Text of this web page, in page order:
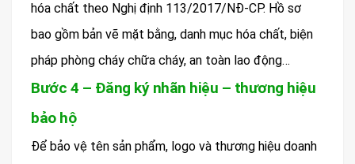
hóa chất theo Nghị định 113/2017/NĐ-CP. Hồ sơ
bao gồm bản vẽ mặt bằng, danh mục hóa chất, biện
pháp phòng cháy chữa cháy, an toàn lao động…
Bước 4 – Đăng ký nhãn hiệu – thương hiệu
bảo hộ
Để bảo vệ tên sản phẩm, logo và thương hiệu doanh